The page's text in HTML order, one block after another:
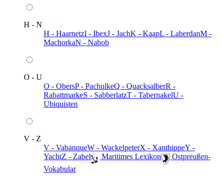
H - N
H - HaarnetzI - IbexJ - JachK - KaapL - LaberdanM -
MachorkaN - Nabob
O - U
O - ObersP - PachulkeQ - QuacksalberR -
RabattmarkeS - SabberlatzT - TabernakelU -
Ubiquisten
V - Z
V - VabanqueW - WackelpeterX - XanthippeY -
YachtZ - Zabel ️ Maritimes Lexikon
️ Ostpreußen-
Vokabular